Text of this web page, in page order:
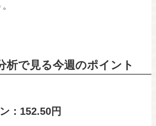
析で見る今週のポイント
：152.50円